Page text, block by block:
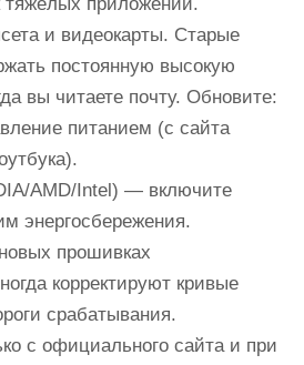
и видеокарты. Старые
постоянную высокую
вы читаете почту. Обновите:
питанием (с сайта
AMD/Intel) — включите
энергосбережения.
прошивках
корректируют кривые
срабатывания.
с официального сайта и при